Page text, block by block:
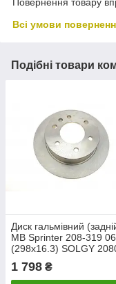
Повернення товару
Всі умови
Подібні товари
Диск гальмівний
MB Sprinter 208-319
(298x16.3) SOLGY
1 798 ₴